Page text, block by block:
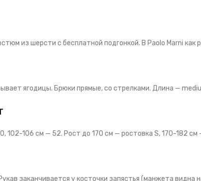
из шерсти с бесплатной подгонкой. В Paolo Marni как
ягодицы. Брюки прямые, со стрелками. Длина —
106 см — 52. Рост до 170 см — ростовка S, 170-182 см
заканчивается у косточки запястья (манжета видна